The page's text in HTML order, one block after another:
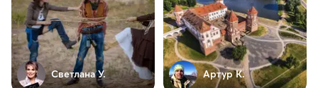
Светлана У. Артур К.